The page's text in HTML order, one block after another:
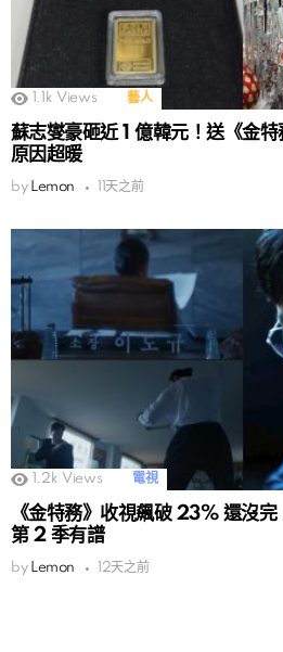
1.1k Views 藝人
蘇志燮豪砸近 1 億韓元！送《金
原因超暖
by Lemon 11天之前
1.2k Views 電視
《金特務》收視飆破 23% 還沒
第 2 季有譜
by Lemon 12天之前